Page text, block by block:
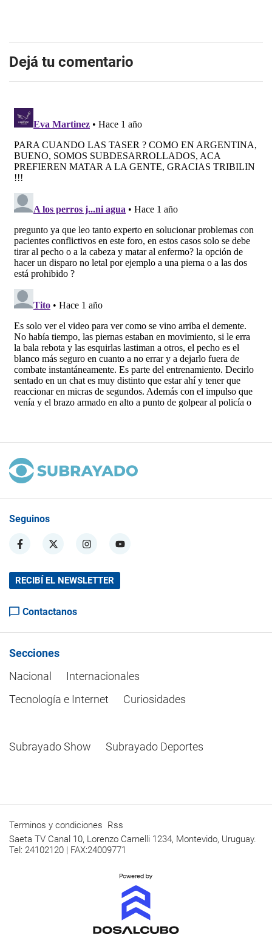
Dejá tu comentario
Seguinos
RECIBÍ EL NEWSLETTER
Contactanos
Secciones
Nacional
Internacionales
Tecnología e Internet
Curiosidades
Subrayado Show Subrayado Deportes
Terminos y condiciones Rss
Saeta TV Canal 10, Lorenzo Carnelli 1234, Montevido, Uruguay.
Tel: 24102120 | FAX:24009771